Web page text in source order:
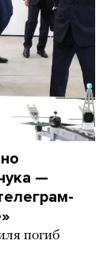
—
погиб